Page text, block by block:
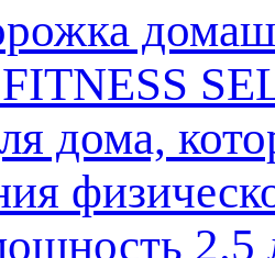
дома,
2.5